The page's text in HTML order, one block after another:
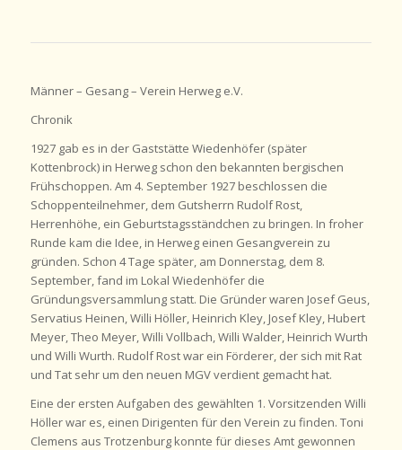
Männer – Gesang – Verein Herweg e.V.
Chronik
1927 gab es in der Gaststätte Wiedenhöfer (später
Kottenbrock) in Herweg schon den bekannten bergischen
Frühschoppen. Am 4. September 1927 beschlossen die
Schoppenteilnehmer, dem Gutsherrn Rudolf Rost,
Herrenhöhe, ein Geburtstagsständchen zu bringen. In froher
Runde kam die Idee, in Herweg einen Gesangverein zu
gründen. Schon 4 Tage später, am Donnerstag, dem 8.
September, fand im Lokal Wiedenhöfer die
Gründungsversammlung statt. Die Gründer waren Josef Geus,
Servatius Heinen, Willi Höller, Heinrich Kley, Josef Kley, Hubert
Meyer, Theo Meyer, Willi Vollbach, Willi Walder, Heinrich Wurth
und Willi Wurth. Rudolf Rost war ein Förderer, der sich mit Rat
und Tat sehr um den neuen MGV verdient gemacht hat.
Eine der ersten Aufgaben des gewählten 1. Vorsitzenden Willi
Höller war es, einen Dirigenten für den Verein zu finden. Toni
Clemens aus Trotzenburg konnte für dieses Amt gewonnen